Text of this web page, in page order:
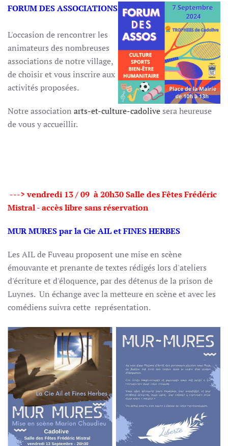
FORUM DES ASSOCIATIONS
L'occasion de rencontrer les
animateurs des nombreuses
associations de notre village,
de choisir et vous inscrire aux
activités proposées.
Notre association arts-et-culture-cadolive sera heureuse
de vous y accueillir.
---> vendredi 13 / 09 à 20h30Salle des Fêtes Frédéric
Mistral - accès libre sans réservation
MUR MURESpar la Cie AIL et FINES HERBES
Les AIL de Fuveau proposent une mise en scène
émouvante et prenante de textes rédigés lors d'ateliers
d'écriture et d'éloquence, par des détenus de la prison de
Luynes. Un échange avec la metteure en scène et avec les
comédiens suivra cette représentation.